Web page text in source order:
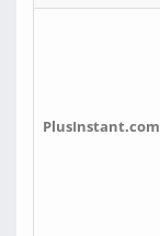
PlusInstant.com